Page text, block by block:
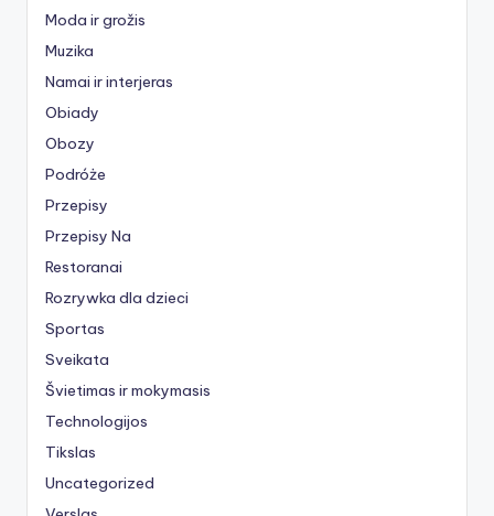
Moda ir grožis
Muzika
Namai ir interjeras
Obiady
Obozy
Podróże
Przepisy
Przepisy Na
Restoranai
Rozrywka dla dzieci
Sportas
Sveikata
Švietimas ir mokymasis
Technologijos
Tikslas
Uncategorized